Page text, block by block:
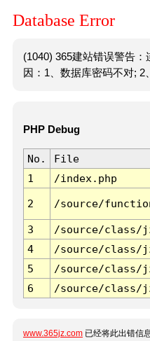
Database Error
(1040) 365建站错误警告
因：1、数据库密码不对; 2
PHP Debug
No. File
1
/index.php
2 /source/
3 /source/class/
4
/source/class/
5
/source/class/
6
/source/class/
www.365jz.com 已经将此出错信